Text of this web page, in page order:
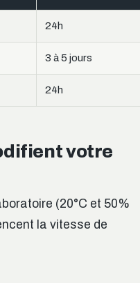
24h
3 à 5 jours
24h
votre
(20°C et 50%
la vitesse de